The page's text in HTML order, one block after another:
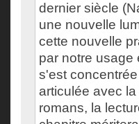
dernier siècle
une nouvelle
cette nouvelle
par notre usage
s'est
articulée avec
romans, la